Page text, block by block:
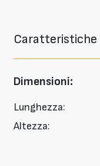
Caratteristiche
Dimensioni:
Lunghezza:
Altezza: